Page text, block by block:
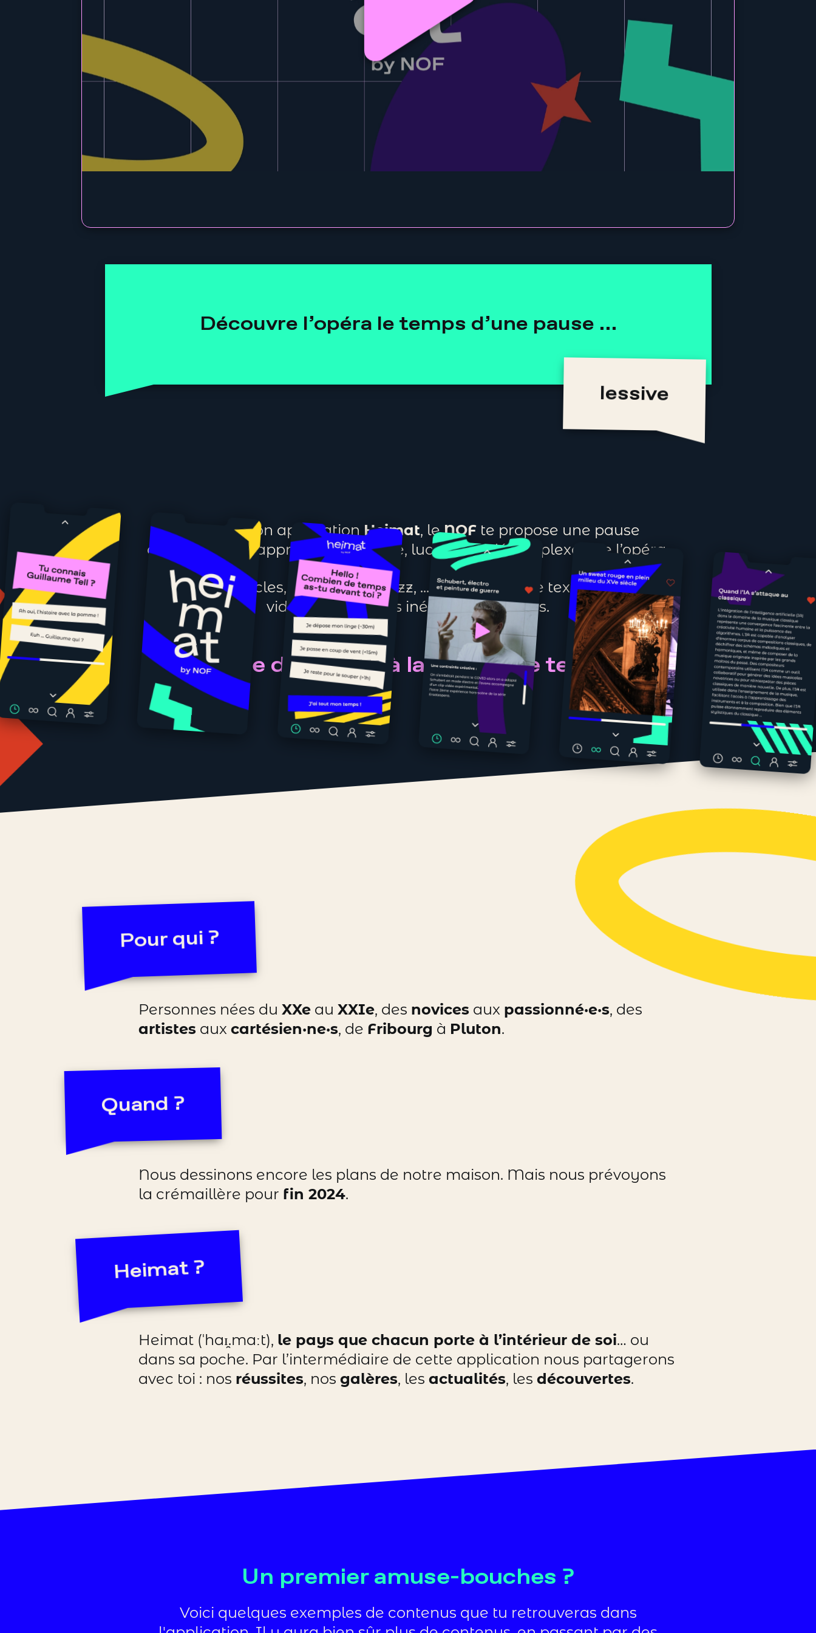
Découvre l’opéra le temps d’une pause …
À travers son application Heimat, leNOFte propose une pause
culturelle, une approche éducative, ludique et décomplexée de l’opéra.
Portraits, articles, anecdotes, quizz, ... sous formes de textes, images,
vidéos et podcasts inédits et intimistes.
Le monde de l’opéra à la portée de tes doigts.
Pour qui ?
Personnes nées du XXe au XXIe, des novices aux passionné·e·s, des
artistes aux cartésien·ne·s, de Fribourg à Pluton.
Quand ?
Nous dessinons encore les plans de notre maison. Mais nous prévoyons
la crémaillère pour fin 2024.
Heimat ?
Heimat (ˈhaɪ̯.maːt), le pays que chacun porte à l’intérieur de soi… ou
dans sa poche. Par l’intermédiaire de cette application nous partagerons
avec toi : nos réussites, nos galères, les actualités, les découvertes.
Un premier amuse-bouches ?
Voici quelques exemples de contenus que tu retrouveras dans